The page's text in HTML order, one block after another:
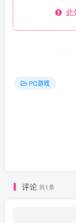
此
PC游戏
评论 共1条